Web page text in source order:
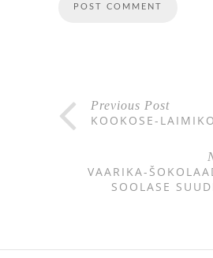
Previous Post
KOOKOSE-
VAARIKA-
SOOLASE